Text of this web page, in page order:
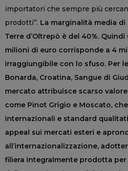
importatori che sempre più
prodotti”. La marginalità media
Terre d’Oltrepò è del 40%.
milioni di euro corrisponde a 4
irraggiungibile con lo sfuso. Per
Bonarda, Croatina, Sangue di
mercato attribuisce scarso
come Pinot Grigio e Moscato,
internazionali e standard
appeal sui mercati esteri e
all’internazionalizzazione,
filiera integralmente prodotta